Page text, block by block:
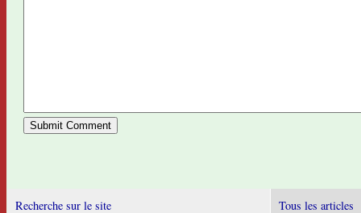
Recherche sur le site Tous les articles